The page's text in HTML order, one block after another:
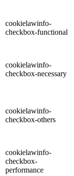
cookielawinfo-
checkbox-functional
cookielawinfo-
checkbox-necessary
cookielawinfo-
checkbox-others
cookielawinfo-
checkbox-
performance